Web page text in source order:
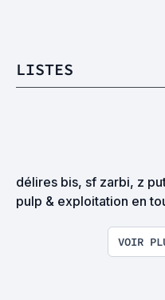
LISTES
délires bis, sf zarbi, z
pulp & exploitation en
VOIR